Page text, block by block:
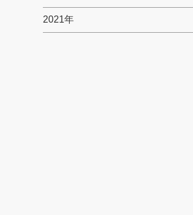
2021年